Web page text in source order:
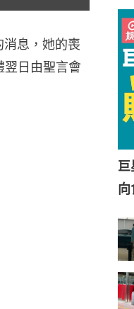
消息，她的喪
翌日由聖言會
向